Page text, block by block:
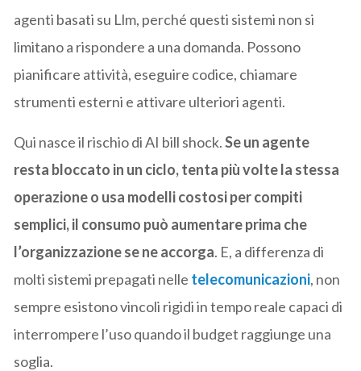
agenti basati su Llm, perché questi sistemi non si
limitano a rispondere a una domanda. Possono
pianificare attività, eseguire codice, chiamare
strumenti esterni e attivare ulteriori agenti.
Qui nasce il rischio di AI bill shock.Se un agente
resta bloccato in un ciclo, tenta più volte la stessa
operazione o usa modelli costosi per compiti
semplici, il consumo può aumentare prima che
l’organizzazione se ne accorga. E, a differenza di
molti sistemi prepagati nelle telecomunicazioni, non
sempre esistono vincoli rigidi in tempo reale capaci di
interrompere l’uso quando il budget raggiunge una
soglia.